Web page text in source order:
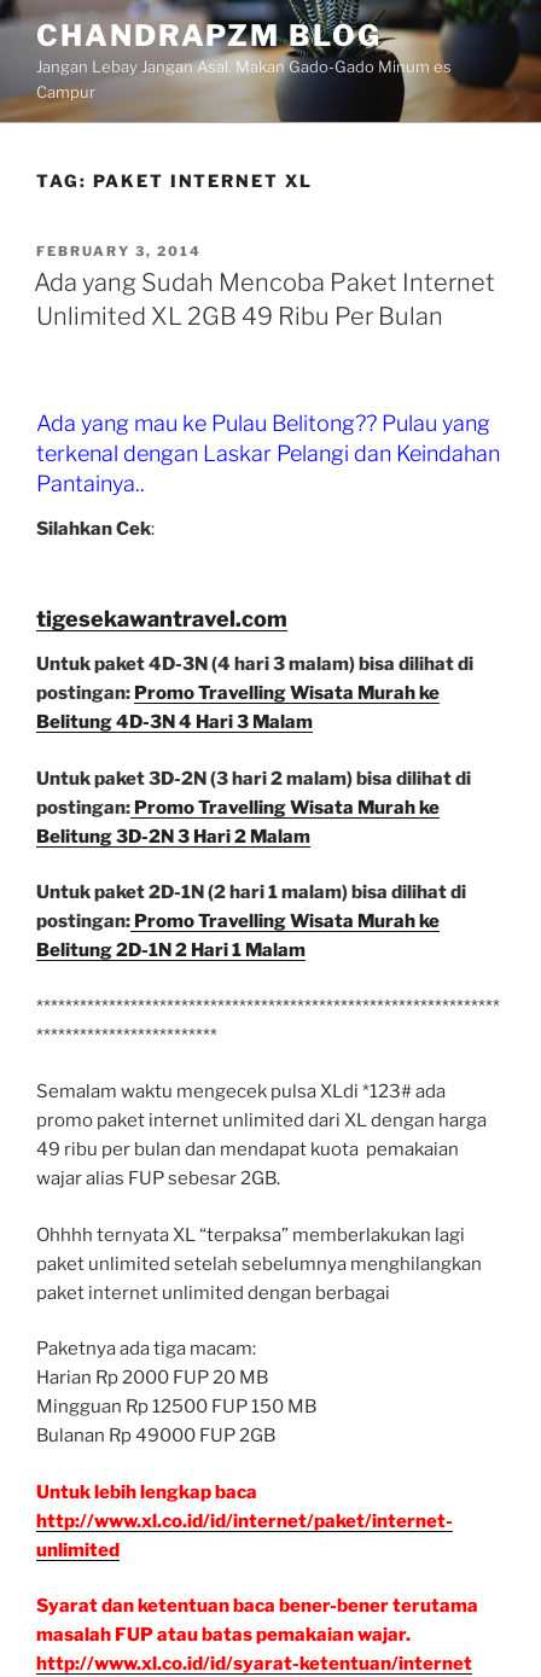
Skip
content
CHANDRAPZM BLOG
Jangan Lebay Jangan Asal. Makan Gado-Gado Minum es
Campur
TAG: PAKET INTERNET XL
POSTED
ON
FEBRUARY 3, 2014
Ada yang Sudah Mencoba Paket Internet
Unlimited XL 2GB 49 Ribu Per Bulan
Ada yang mau ke Pulau Belitong?? Pulau yang
terkenal dengan Laskar Pelangi dan Keindahan
Pantainya..
Silahkan Cek:
tigesekawantravel.com
Untuk paket 4D-3N (4 hari 3 malam) bisa dilihat di
postingan: Promo Travelling Wisata Murah ke
Belitung 4D-3N 4 Hari 3 Malam
Untuk paket 3D-2N (3 hari 2 malam) bisa dilihat di
postingan: Promo Travelling Wisata Murah ke
Belitung 3D-2N 3 Hari 2 Malam
Untuk paket 2D-1N (2 hari 1 malam) bisa dilihat di
postingan: Promo Travelling Wisata Murah ke
Belitung 2D-1N 2 Hari 1 Malam
****************************************************************
*************************
Semalam waktu mengecek pulsa XLdi *123# ada
promo paket internet unlimited dari XL dengan harga
49 ribu per bulan dan mendapat kuota pemakaian
wajar alias FUP sebesar 2GB.
Ohhhh ternyata XL “terpaksa” memberlakukan lagi
paket unlimited setelah sebelumnya menghilangkan
paket internet unlimited dengan berbagai
Paketnya ada tiga macam:
Harian Rp 2000 FUP 20 MB
Mingguan Rp 12500 FUP 150 MB
Bulanan Rp 49000 FUP 2GB
Untuk lebih lengkap baca
http://www.xl.co.id/id/internet/paket/internet-
unlimited
Syarat dan ketentuan baca bener-bener terutama
masalah FUP atau batas pemakaian wajar.
http://www.xl.co.id/id/syarat-ketentuan/internet